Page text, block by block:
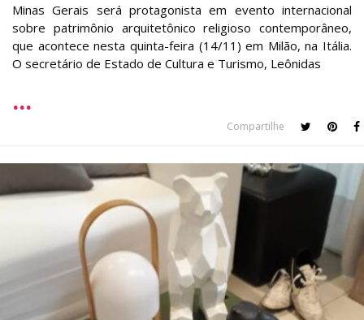
Minas Gerais será protagonista em evento internacional
sobre patrimônio arquitetônico religioso contemporâneo,
que acontece nesta quinta-feira (14/11) em Milão, na Itália.
O secretário de Estado de Cultura e Turismo, Leônidas
Compartilhe